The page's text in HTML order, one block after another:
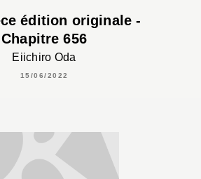
édition originale -
Chapitre 656
Eiichiro Oda
15/06/2022